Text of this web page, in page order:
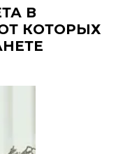
В
КОТОРЫХ